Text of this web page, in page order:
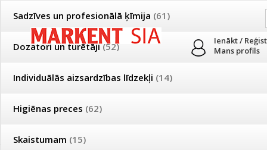
Ienākt /
Mans profils
Sadzīves un profesionālā ķīmija (61)
Dozatori un turētāji(52)
Individuālās aizsardzības līdzekļi (14)
Higiēnas preces (62)
Skaistumam (15)
PAR MUMS
PRODUKTI
Mājsaimniecības un profesionālās uzkopšanas preču tirdzniecība